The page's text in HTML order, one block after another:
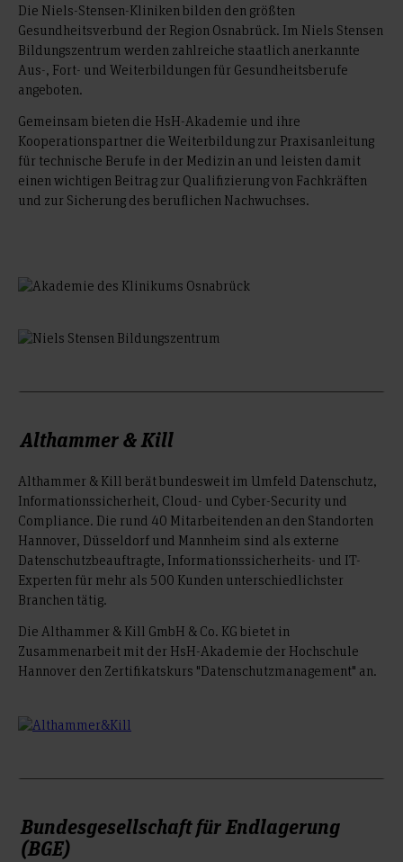
Die Niels-Stensen-Kliniken bilden den größten
Gesundheitsverbund der Region Osnabrück. Im Niels Stensen
Bildungszentrum werden zahlreiche staatlich anerkannte
Aus-, Fort- und Weiterbildungen für Gesundheitsberufe
angeboten.
Gemeinsam bieten die HsH-Akademie und ihre
Kooperationspartner die Weiterbildung zur Praxisanleitung
für technische Berufe in der Medizin an und leisten damit
einen wichtigen Beitrag zur Qualifizierung von Fachkräften
und zur Sicherung des beruflichen Nachwuchses.
Althammer & Kill
Althammer & Kill berät bundesweit im Umfeld Datenschutz,
Informationssicherheit, Cloud- und Cyber-Security und
Compliance. Die rund 40 Mitarbeitenden an den Standorten
Hannover, Düsseldorf und Mannheim sind als externe
Datenschutzbeauftragte, Informationssicherheits- und IT-
Experten für mehr als 500 Kunden unterschiedlichster
Branchen tätig.
Die Althammer & Kill GmbH & Co. KG bietet in
Zusammenarbeit mit der HsH-Akademie der Hochschule
Hannover den Zertifikatskurs "Datenschutzmanagement" an.
Bundesgesellschaft für Endlagerung
(BGE)